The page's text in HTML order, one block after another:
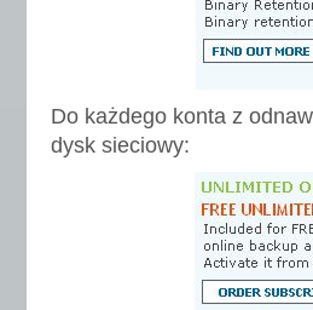
Do każdego konta z
dysk sieciowy: